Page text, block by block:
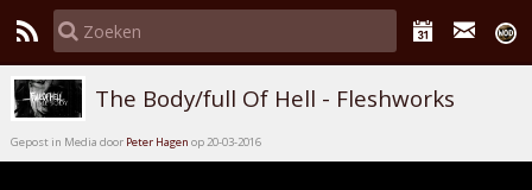
The Body/full Of Hell - Fleshworks
Gepost in Media door Peter Hagen op 20-03-2016